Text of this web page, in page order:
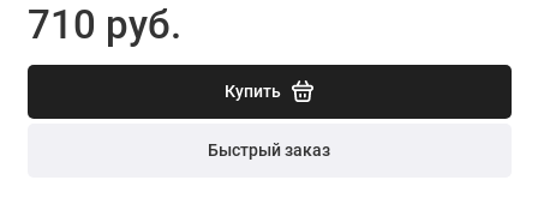
710 руб.
Купить
Быстрый заказ